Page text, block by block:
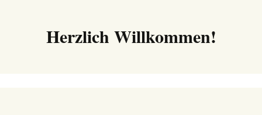
Herzlich Willkommen!